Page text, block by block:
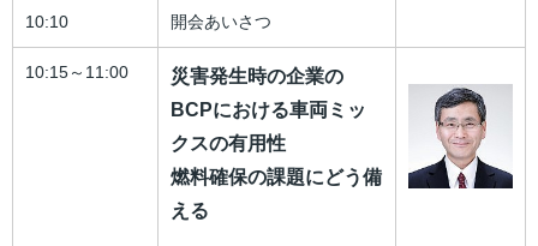
10:10 開会あいさつ
10:15～11:00
災害発生時の企業の
BCPにおける車両ミッ
クスの有用性
燃料確保の課題にどう備
える